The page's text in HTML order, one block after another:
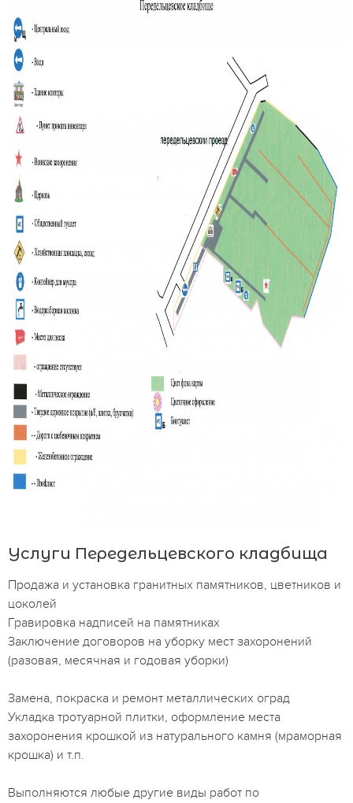
Услуги Передельцевского кладбища
Продажа и установка гранитных памятников, цветников и
цоколей
Гравировка надписей на памятниках
Заключение договоров на уборку мест захоронений
(разовая, месячная и годовая уборки)
Замена, покраска и ремонт металлических оград
Укладка тротуарной плитки, оформление места
захоронения крошкой из натурального камня (мраморная
крошка) и т.п.
Выполняются любые другие виды работ по